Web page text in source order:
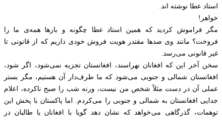
استاد عطا نوشته اند.
خواهر!
مگر فراموش کردید که همین استاد عطا چگونه و‌ بارها همه‌ی ما را
فروخت؟ مانند وی صدها مقتدر هویت فروش خودی داریم که از قانونی تا
غیر قانونی می‌رسد.
سخن آخر این که افغانان نهراسند، افغانستان تجزیه نمی‌شود، اگر شود،
افغانستان شمالی و جنوبی می‌شود که ما طرف‌دار آن هستیم، مگر بستر
عملی آن در دست مثلاً شخص من نیست، ورنه شب را صبح ناکرده، اعلام
جدایی افغانستان به شمالی و جنوبی را می‌کردم. اما پاکستان با پخش این
توهمات، گذرگاهی می‌خواهد که نشان‌ دهد گویا با افغانان یا طالبان در